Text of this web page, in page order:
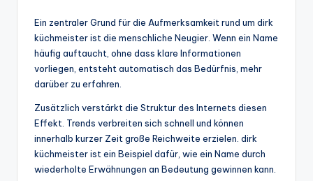
Ein zentraler Grund für die Aufmerksamkeit rund um dirk
küchmeister ist die menschliche Neugier. Wenn ein Name
häufig auftaucht, ohne dass klare Informationen
vorliegen, entsteht automatisch das Bedürfnis, mehr
darüber zu erfahren.
Zusätzlich verstärkt die Struktur des Internets diesen
Effekt. Trends verbreiten sich schnell und können
innerhalb kurzer Zeit große Reichweite erzielen. dirk
küchmeister ist ein Beispiel dafür, wie ein Name durch
wiederholte Erwähnungen an Bedeutung gewinnen kann.